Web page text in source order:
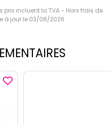
incluent la TVA - Hors frais de
à jour le 03/08/2026